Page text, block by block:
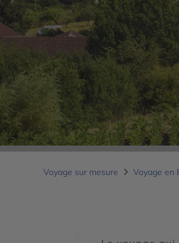
Voyage sur mesure Voyage en